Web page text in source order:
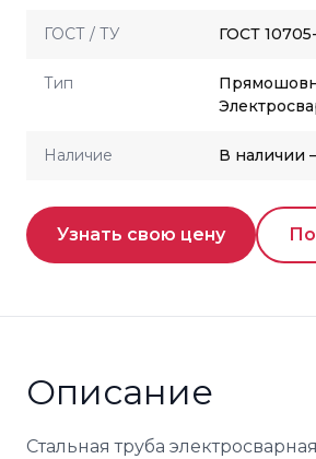
ГОСТ / ТУ ГОСТ
Тип
Наличие В наличии
Узнать свою цену
Описание
Стальная труба